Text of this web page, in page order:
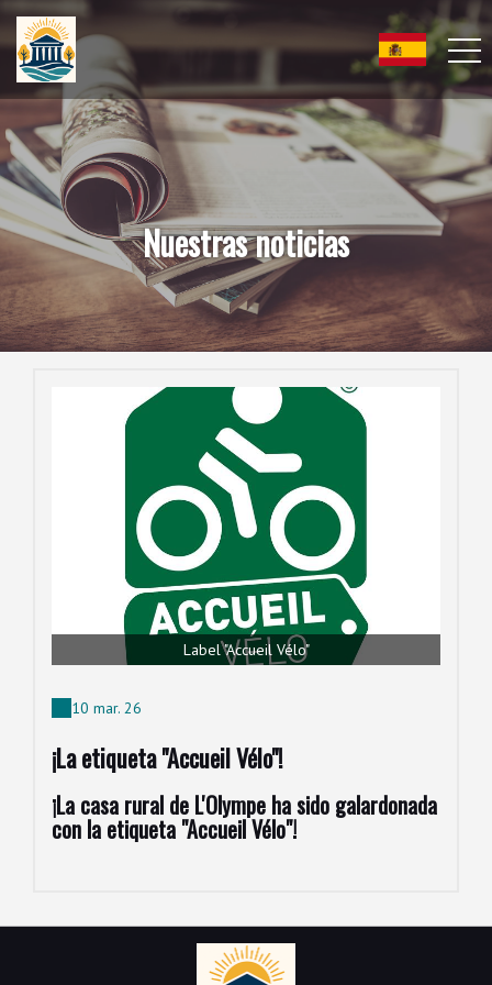
Nuestras noticias
Label "Accueil Vélo"
10 mar. 26
¡La etiqueta "Accueil Vélo"!
¡La casa rural de L'Olympe ha sido galardonada
con la etiqueta "Accueil Vélo"!